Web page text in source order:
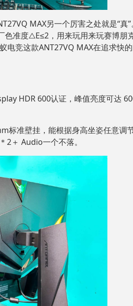
MAX另一个厉害之处就是“真
准度△E≤2，用来玩用来玩赛博朋
竞这款ANT27VQ MAX在追求快
HDR 600认证，峰值亮度可达
准壁挂，能根据身高坐姿任意调
2＋ Audio一个不落。